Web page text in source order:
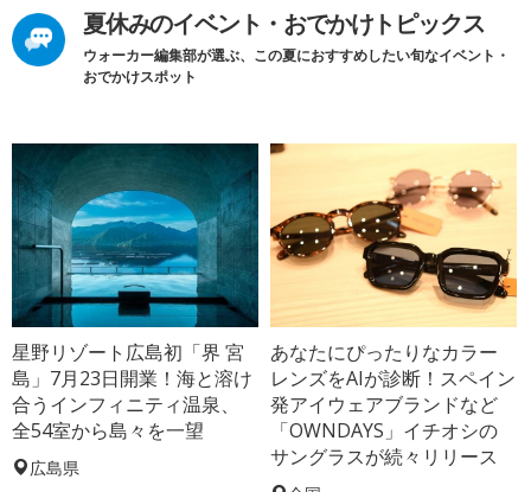
夏休みのイベント・おでかけトピックス
ウォーカー編集部が選ぶ、この夏におすすめしたい旬なイベント・
おでかけスポット
星野リゾート広島初「界 宮
島」7月23日開業！海と溶け
合うインフィニティ温泉、
全54室から島々を一望
広島県
あなたにぴったりなカラー
レンズをAIが診断！スペイン
発アイウェアブランドなど
「OWNDAYS」イチオシの
サングラスが続々リリース